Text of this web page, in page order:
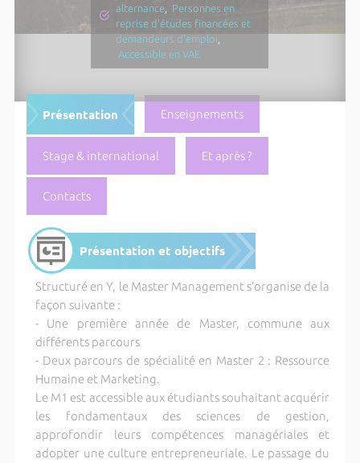
alternance
Personnes en
reprise d'études financées et
demandeurs d'emploi
Accessible en VAE
Présentation Enseignements
Stage & international Et après ?
Contacts
Présentation et objectifs
Structuré en Y, le Master Management s’organise de la
façon suivante :
- Une première année de Master, commune aux
différents parcours
- Deux parcours de spécialité en Master 2 : Ressource
Humaine et Marketing.
Le M1 est accessible aux étudiants souhaitant acquérir
les fondamentaux des sciences de gestion,
approfondir leurs compétences managériales et
adopter une culture entrepreneuriale. Le passage du